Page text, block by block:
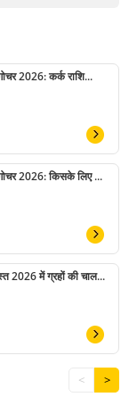
2026: कर्क राशि...
2026: किसके लिए ...
2026 में ग्रहों की चाल...
< >